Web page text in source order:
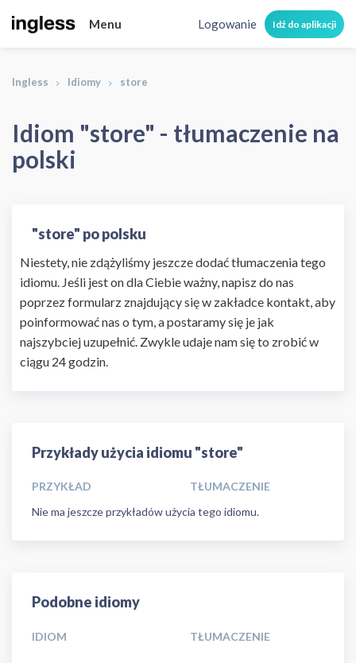
Menu Logowanie Idź do aplikacji
Ingless Idiomy store
Idiom "store" - tłumaczenie na
polski
"store" po polsku
Niestety, nie zdążyliśmy jeszcze dodać tłumaczenia tego
idiomu. Jeśli jest on dla Ciebie ważny, napisz do nas
poprzez formularz znajdujący się w zakładce kontakt, aby
poinformować nas o tym, a postaramy się je jak
najszybciej uzupełnić. Zwykle udaje nam się to zrobić w
ciągu 24 godzin.
Przykłady użycia idiomu "store"
PRZYKŁAD
TŁUMACZENIE
Nie ma jeszcze przykładów użycia tego idiomu.
Podobne idiomy
IDIOM TŁUMACZENIE